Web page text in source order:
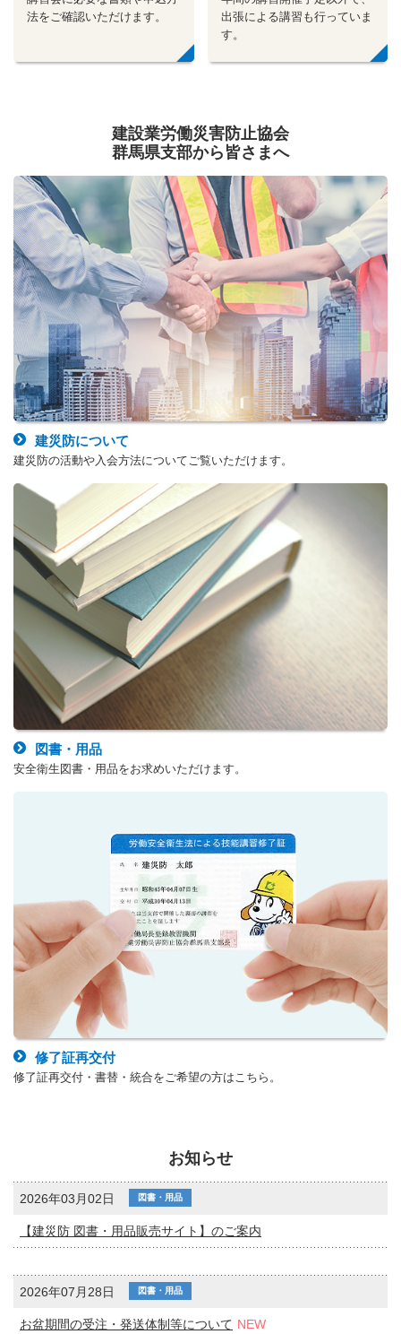
法をご確認いただけます。
出張による講習も行っていま
す。
建設業労働災害防止協会
群馬県支部から皆さまへ
建災防について
建災防の活動や入会方法についてご覧いただけます。
図書・用品
安全衛生図書・用品をお求めいただけます。
修了証再交付
修了証再交付・書替・統合をご希望の方はこちら。
お知らせ
2026年03月02日 図書・用品
【建災防 図書・用品販売サイト】のご案内
2026年07月28日 図書・用品
お盆期間の受注・発送体制等について